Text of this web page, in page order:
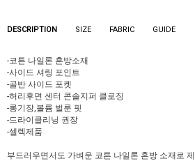
DESCRIPTION SIZE FABRIC GUIDE
-코튼 나일론 혼방소재
-사이드 셔링 포인트
-골반 사이드 포켓
-허리후면 센터 콘솔지퍼 클로징
-롱기장,볼륨 벌룬 핏
-드라이클리닝 권장
-셀렉제품
부드러우면서도 가벼운 코튼 나일론 혼방 소재로